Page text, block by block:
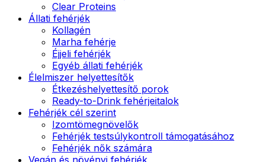
Clear Proteins
Állati fehérjék
Kollagén
Marha fehérje
Éjjeli fehérjék
Egyéb állati fehérjék
Élelmiszer helyettesítők
Étkezéshelyettesítő porok
Ready-to-Drink fehérjeitalok
Fehérjék cél szerint
Izomtömegnövelők
Fehérjék testsúlykontroll támogatásához
Fehérjék nők számára
Vegán és növényi fehérjék